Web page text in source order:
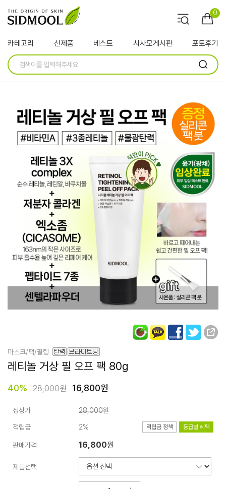
0
카테고리 신제품 베스트 시사모게시판 포토후기
마스크/팩/필링
레티놀 거상 필 오프 팩 80g
40% 28,000원 16,800원
정상가 28,000원
적립금 2% 적립금 정책 등급별 혜택
판매가격 16,800원
제품선택